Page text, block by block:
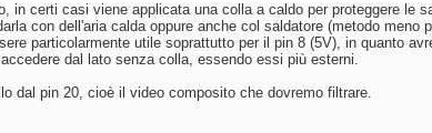
in certi casi viene applicata una colla a caldo per proteggere le
con dell'aria calda oppure anche col saldatore (metodo meno
particolarmente utile soprattutto per il pin 8 (5V), in quanto
dal lato senza colla, essendo essi più esterni.
dal pin 20, cioè il video composito che dovremo filtrare.